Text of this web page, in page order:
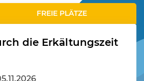
FREIE PLÄTZE
die Erkältungszeit